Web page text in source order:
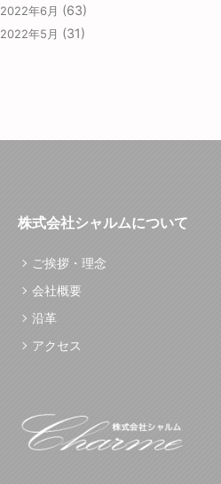
2022年6月 (63)
2022年5月 (31)
株式会社シャルムについて
ご挨拶・理念
会社概要
沿革
アクセス